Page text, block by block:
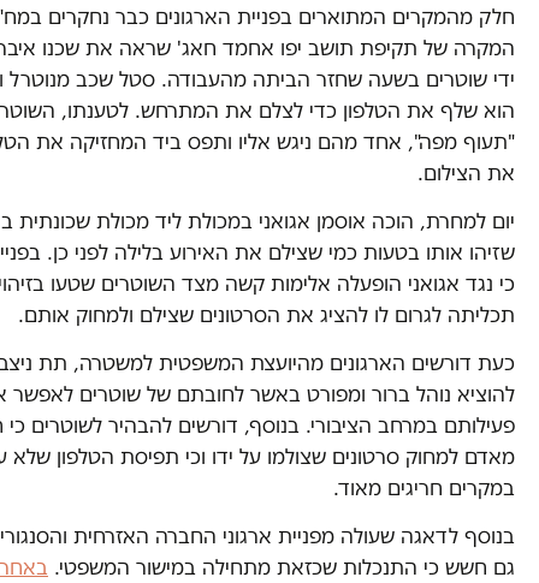
חלק מהמקרים המתוארים בפניית הארגונים כבר נחקרים
המקרה של תקיפת תושב יפו אחמד חאג' שראה את שכנו
ידי שוטרים בשעה שחזר הביתה מהעבודה. סטל שכב
הוא שלף את הטלפון כדי לצלם את המתרחש. לטענתו,
"תעוף מפה", אחד מהם ניגש אליו ותפס ביד המחזיקה את
את הצילום.
יום למחרת, הוכה אוסמן אגואני במכולת ליד מכולת שכונתית
שזיהו אותו בטעות כמי שצילם את האירוע בלילה לפני כן.
כי נגד אגואני הופעלה אלימות קשה מצד השוטרים שטעו
תכליתה לגרום לו להציג את הסרטונים שצילם ולמחוק אותם.
כעת דורשים הארגונים מהיועצת המשפטית למשטרה, תת
להוציא נוהל ברור ומפורט באשר לחובתם של שוטרים
פעילותם במרחב הציבורי. בנוסף, דורשים להבהיר לשוטרים כי
מאדם למחוק סרטונים שצולמו על ידו וכי תפיסת הטלפון שלא
במקרים חריגים מאוד.
בנוסף לדאגה שעולה מפניית ארגוני החברה האזרחית
גם חשש כי התנכלות שכזאת מתחילה במישור המשפטי.